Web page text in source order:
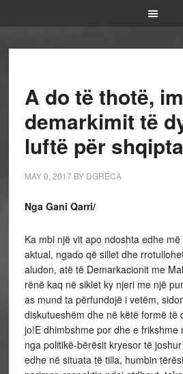
A do të thotë,
demarkimit të
luftë për
MAY 9, 2017BY DGRECA
Nga Gani Qarri/
Ka mbi një vit apo ndoshta edhe
aktual, ngado që sillet dhe
aludon, atë të Demarkacionit me
rënë kaq në siklet ky njeri me një
as mund ta përfundojë i vetëm,
diskutueshëm dhe në këtë formë të
jo!E dhimbshme por dhe e frikshme
nga politikë-bërësit kryesor të
edhe në situata të tilla, humbin